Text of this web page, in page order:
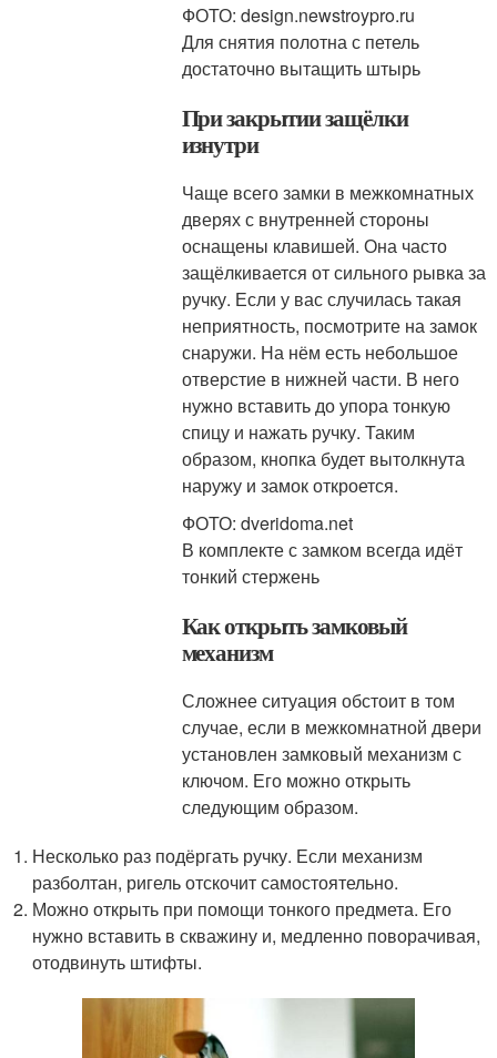
ФОТО: design.newstroypro.ru
Для снятия полотна с петель
достаточно вытащить штырь
При закрытии защёлки
изнутри
Чаще всего замки в межкомнатных
дверях с внутренней стороны
оснащены клавишей. Она часто
защёлкивается от сильного рывка за
ручку. Если у вас случилась такая
неприятность, посмотрите на замок
снаружи. На нём есть небольшое
отверстие в нижней части. В него
нужно вставить до упора тонкую
спицу и нажать ручку. Таким
образом, кнопка будет вытолкнута
наружу и замок откроется.
ФОТО: dveridoma.net
В комплекте с замком всегда идёт
тонкий стержень
Как открыть замковый
механизм
Сложнее ситуация обстоит в том
случае, если в межкомнатной двери
установлен замковый механизм с
ключом. Его можно открыть
следующим образом.
Несколько раз подёргать ручку. Если механизм
разболтан, ригель отскочит самостоятельно.
Можно открыть при помощи тонкого предмета. Его
нужно вставить в скважину и, медленно поворачивая,
отодвинуть штифты.